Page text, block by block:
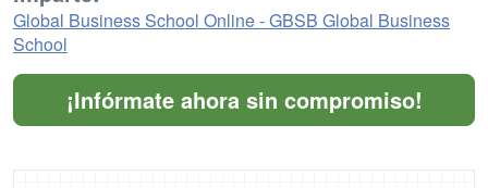
Global Business School Online - GBSB Global Business
School
¡Infórmate ahora sin compromiso!